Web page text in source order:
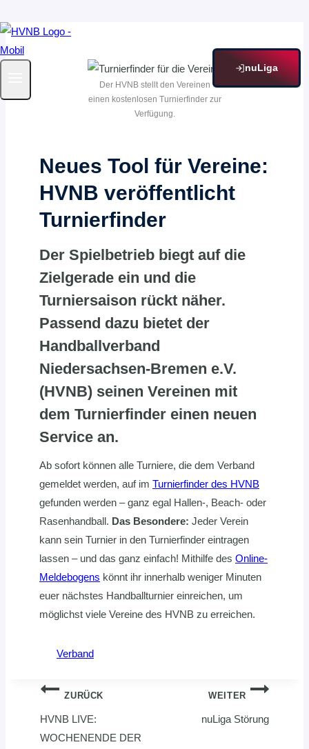
Zum
Inhalt
nuLiga
Der HVNB stellt den Vereinen
einen kostenlosen Turnierfinder zur
Verfügung.
Neues Tool für Vereine:
HVNB veröffentlicht
Turnierfinder
Der Spielbetrieb biegt auf die
Zielgerade ein und die
Turniersaison rückt näher.
Passend dazu bietet der
Handballverband
Niedersachsen-Bremen e.V.
(HVNB) seinen Vereinen mit
dem Turnierfinder einen neuen
Service an.
Ab sofort können alle Turniere, die dem Verband
gemeldet werden, auf im Turnierfinder des HVNB
gefunden werden – ganz egal Hallen-, Beach- oder
Rasenhandball. Das Besondere: Jeder Verein
kann sein Turnier in den Turnierfinder eintragen
lassen – und das ganz einfach! Mithilfe des Online-
Meldebogens könnt ihr innerhalb weniger Minuten
euer nächstes Handballturnier einreichen, um
möglichst viele Vereine des HVNB zu erreichen.
Verband
Beitragsnavigation
ZURÜCK
HVNB LIVE:
WOCHENENDE DER
WEITER
nuLiga Störung